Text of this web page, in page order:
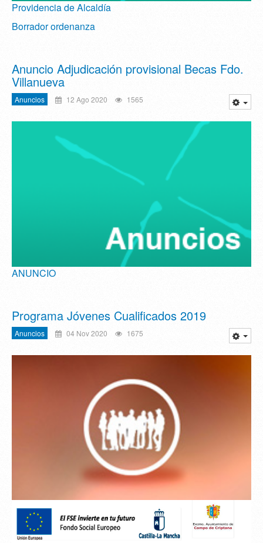
Providencia de Alcaldía
Borrador ordenanza
Anuncio Adjudicación provisional Becas Fdo.
Villanueva
Anuncios 12 Ago 2020 1565
ANUNCIO
Programa Jóvenes Cualificados 2019
Anuncios 04 Nov 2020 1675